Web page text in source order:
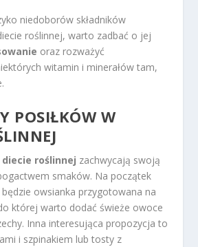
niedoborów składników
roślinnej, warto zadbać o jej
oraz rozważyć
witamin i minerałów tam,
POSIŁKÓW W
diecie roślinnej zachwycają swoją
smaków. Na początek
owsianka przygotowana na
której warto dodać świeże owoce
Inna interesująca propozycja to
i szpinakiem lub tosty z